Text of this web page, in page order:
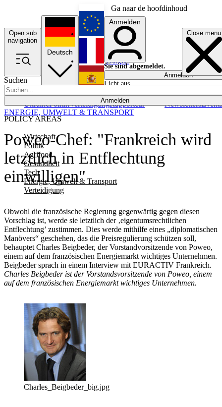
Ga naar de hoofdinhoud
Open sub
navigation
Close menu
Suchen
Anmelden
POLICY AREAS
Wirtschaft
Politik
Agrifood
Gesundheit
Tech
Energie, Umwelt & Transport
Verteidigung
UkrainePolitikVerteidigungRapporteur NewslettersEvents
Deutsch
English
Français
Anmelden
Sie sind abgemeldet.
Anmelden
Licht aus
Poweo-Chef: "Frankreich wird
letztlich in Entflechtung
einwilligen"
Obwohl die französische Regierung gegenwärtig gegen diesen
Vorschlag ist, werde sie letztlich der ‚eigentumsrechtlichen
Entflechtung’ zustimmen. Dies werde mithilfe eines „diplomatischen
Manövers“ geschehen, das die Preisregulierung schützen soll,
behauptet Charles Beigbeder, der Vorstandvorsitzende von Poweo,
einem auf dem französischen Energiemarkt wichtiges Unternehmen.
Beigbeder sprach in einem Interview mit EURACTIV Frankreich.
Charles Beigbeder ist der Vorstandsvorsitzende von Poweo, einem
auf dem französischen Energiemarkt wichtiges Unternehmen.
ENERGIE, UMWELT & TRANSPORT
Charles_Beigbeder_big.jpg